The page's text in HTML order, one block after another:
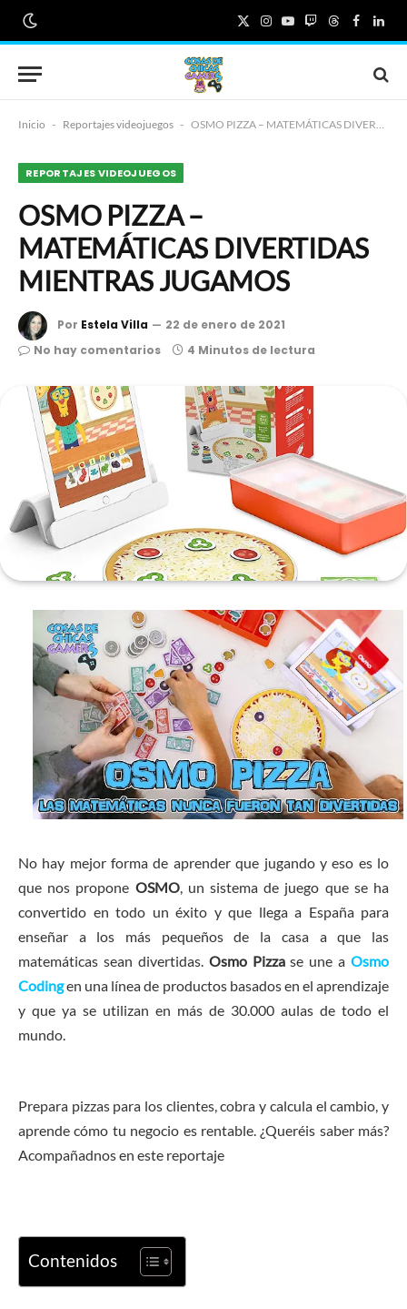
X
(Twitter)
Instagram
YouTube
TwitchThreads
Inicio - Reportajes videojuegos - OSMO PIZZA – MATEMÁTICAS DIVERTIDAS MIENTRAS JUGAMOS
REPORTAJES VIDEOJUEGOS
OSMO PIZZA –
MATEMÁTICAS DIVERTIDAS
MIENTRAS JUGAMOS
Por Estela Villa
22 de enero de 2021
No hay comentarios
4 Minutos de lectura
No hay mejor forma de aprender que jugando y eso es lo
que nos propone OSMO, un sistema de juego que se ha
convertido en todo un éxito y que llega a España para
enseñar a los más pequeños de la casa a que las
matemáticas sean divertidas. Osmo Pizzase une a Osmo
Codingen una línea de productos basados en el aprendizaje
y que ya se utilizan en más de 30.000 aulas de todo el
mundo.
Prepara pizzas para los clientes, cobra y calcula el cambio, y
aprende cómo tu negocio es rentable. ¿Queréis saber más?
Acompañadnos en este reportaje
Contenidos